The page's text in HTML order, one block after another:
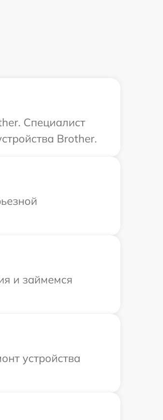
Специалист
Brother.
и займемся
устройства